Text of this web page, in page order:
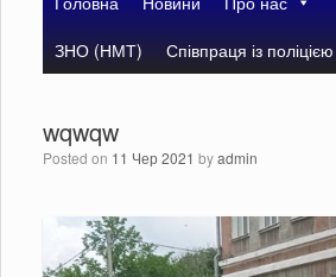
ЗНО (НМТ)
Співпраця із поліцією
wqwqw
Posted on 11 Чер 2021 byadmin